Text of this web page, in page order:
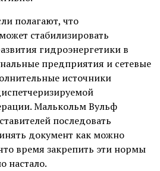
полагают, что
стабилизировать
гидроэнергетики в
предприятия и сетевые
источники
Малькольм Вульф
последовать
документ как можно
время закрепить эти нормы
настало.